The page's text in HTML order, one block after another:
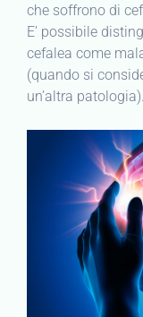
che soffrono di
E’ possibile
cefalea come
(quando si
un’altra patologia).